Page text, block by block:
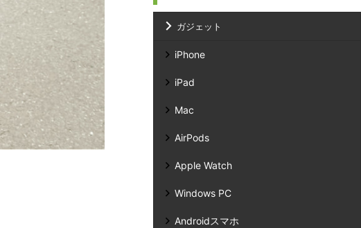
ガジェット
iPhone
iPad
Mac
AirPods
Apple Watch
Windows PC
Androidスマホ